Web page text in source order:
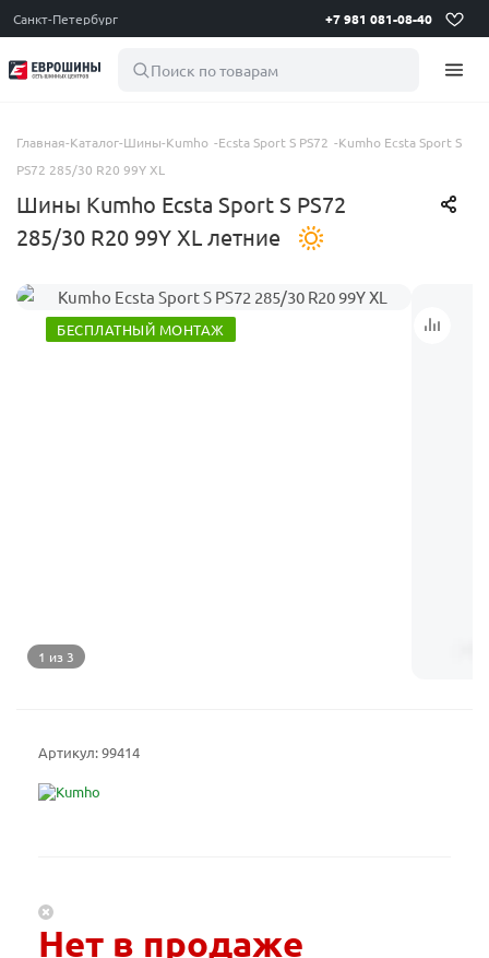
Санкт-Петербург +7 981 081-08-40
Поиск по товарам
Главная-Каталог-Шины-Kumho -Ecsta Sport S PS72 -Kumho Ecsta Sport S
PS72 285/30 R20 99Y XL
Шины Kumho Ecsta Sport S PS72
285/30 R20 99Y XL летние
БЕСПЛАТНЫЙ МОНТАЖ
1 из 3
Артикул:99414
Нет в продаже